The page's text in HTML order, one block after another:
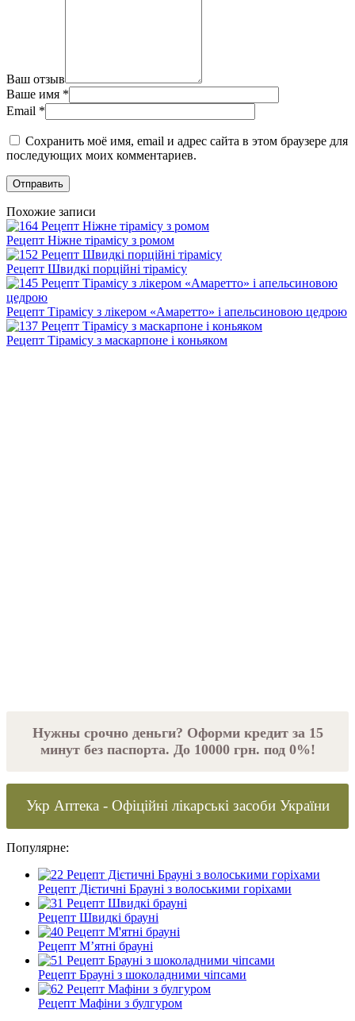
Ваш отзыв
Ваше имя *
Email *
Сохранить моё имя, email и адрес сайта в этом браузере для
последующих моих комментариев.
Похожие записи
Рецепт Ніжне тірамісу з ромом
Рецепт Швидкі порційні тірамісу
Рецепт Тірамісу з лікером «Амаретто» і апельсиновою цедрою
Рецепт Тірамісу з маскарпоне і коньяком
Нужны срочно деньги? Оформи кредит за 15
минут без паспорта. До 10000 грн. под 0%!
Укр Аптека - Офіційні лікарські засоби України
Популярне:
Рецепт Дієтичні Брауні з волоськими горіхами
Рецепт Швидкі брауні
Рецепт М’ятні брауні
Рецепт Брауні з шоколадними чіпсами
Рецепт Мафіни з булгуром